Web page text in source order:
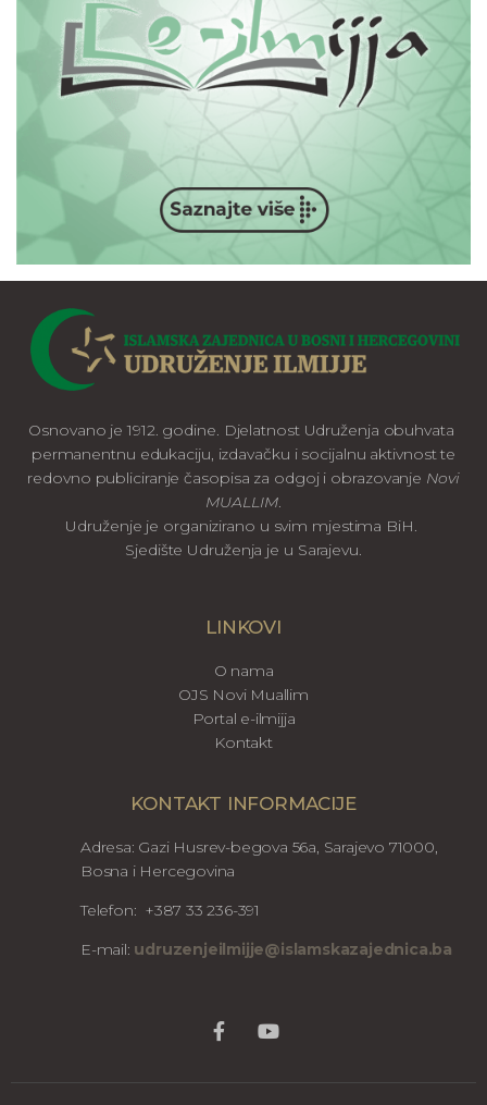
Osnovano je 1912. godine. Djelatnost Udruženja obuhvata
permanentnu edukaciju, izdavačku i socijalnu aktivnost te
redovno publiciranje časopisa za odgoj i obrazovanje Novi
MUALLIM.
Udruženje je organizirano u svim mjestima BiH.
Sjedište Udruženja je u Sarajevu.
LINKOVI
O nama
OJS Novi Muallim
Portal e-ilmijja
Kontakt
KONTAKT INFORMACIJE
Adresa: Gazi Husrev-begova 56a, Sarajevo 71000,
Bosna i Hercegovina
Telefon: +387 33 236-391
E-mail: udruzenjeilmijje@islamskazajednica.ba